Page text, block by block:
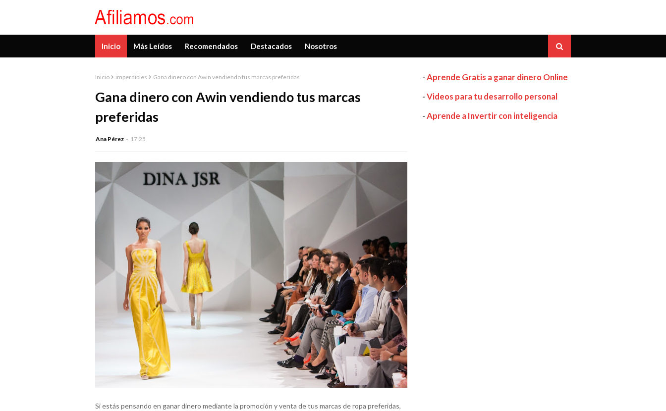
Inicio Más Leídos Recomendados Destacados Nosotros
Inicio imperdibles Gana dinero con Awin vendiendo tus marcas preferidas
Gana dinero con Awin vendiendo tus marcas
preferidas
Ana Pérez 17:25
Si estás pensando en ganar dinero mediante la promoción y venta de tus marcas de ropa preferidas,
-Aprende Gratis a ganar dinero Online
-Videos para tu desarrollo personal
-Aprende a Invertir con inteligencia